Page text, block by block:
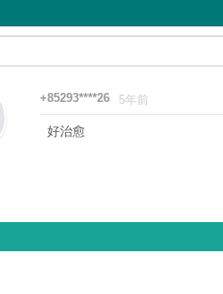
+85293****26 5年前
好治愈